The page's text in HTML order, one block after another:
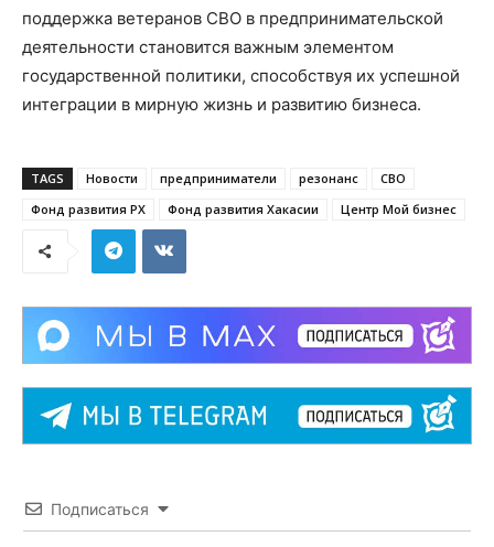
поддержка ветеранов СВО в предпринимательской
деятельности становится важным элементом
государственной политики, способствуя их успешной
интеграции в мирную жизнь и развитию бизнеса.
TAGS Новости предприниматели резонанс
СВО
Фонд развития РХ
Фонд развития Хакасии Центр Мой бизнес
Подписаться